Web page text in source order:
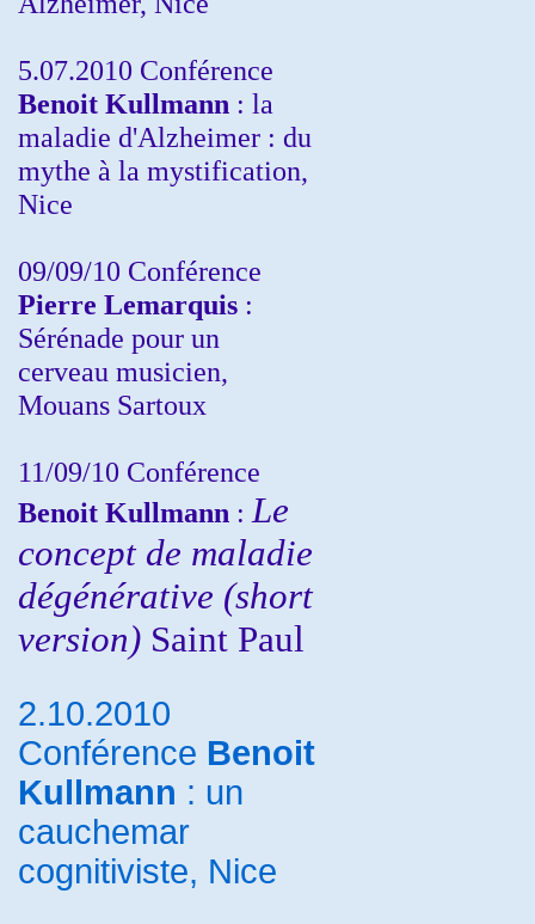
5.07.2010 Conférence
Benoit Kullmann : la
maladie d'Alzheimer : du
mythe à la mystification,
Nice
09/09/10 Conférence
Pierre Lemarquis :
Sérénade pour un
cerveau musicien,
Mouans Sartoux
11/09/10 Conférence
Benoit Kullmann : Le
concept de maladie
dégénérative (short
version) Saint Paul
2.10.2010
Conférence Benoit
Kullmann : un
cauchemar
cognitiviste, Nice